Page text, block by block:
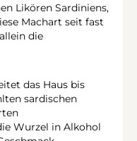
Likören Sardiniens,
Machart seit fast
die
das Haus bis
sardischen
Wurzel in Alkohol